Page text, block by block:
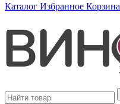
Каталог Избранное Корзина